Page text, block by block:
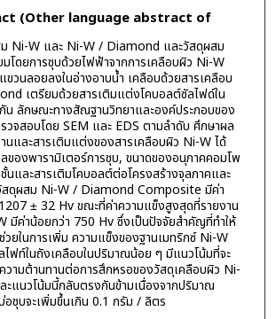
(Other language abstract of
ม Ni-W และ Ni-W / Diamond และวัสดุผสม
โดยการชุบด้วยไฟฟ้าจากการเคลือบผิว Ni-W
วนลอยลงในอ่างอาบน้ำ เคลือบด้วยสารเคลือบ
เตรียมด้วยสารเติมแต่งโคบอลต์ซัลไฟด์ใน
ลักษณะทางสัณฐานวิทยาและองค์ประกอบของ
วจสอบโดย SEM และ EDS ตามลำดับ ศึกษาผล
นและสารเติมแต่งของสารเคลือบผิว Ni-W ได้
ของพารามิเตอร์การชุบ, ขนาดของอนุภาคคอมโพ
และสารเติมโคบอลต์ต่อโครงสร้างจุลภาคและ
ดุผสม Ni-W / Diamond Composite มีค่า
± 32 Hv ขณะที่ค่าความแข็งสูงสุดที่รายงาน
มีค่าน้อยกว่า 750 Hv ซึ่งเป็นปัจจัยสำคัญที่ทำให้
ยในการเพิ่ม ความแข็งของฐานเมทริกซ์ Ni-W
ฟท์ในถังเคลือบในปริมาณน้อย ๆ มีแนวโน้มที่จะ
วามต้านทานต่อการสึกหรอของวัสดุเคลือบผิว Ni-
แนวโน้มนี้กลับตรงกันข้ามเนื่องจากปริมาณ
อชุบจะเพิ่มขึ้นเกิน 0.1 กรัม / ลิตร